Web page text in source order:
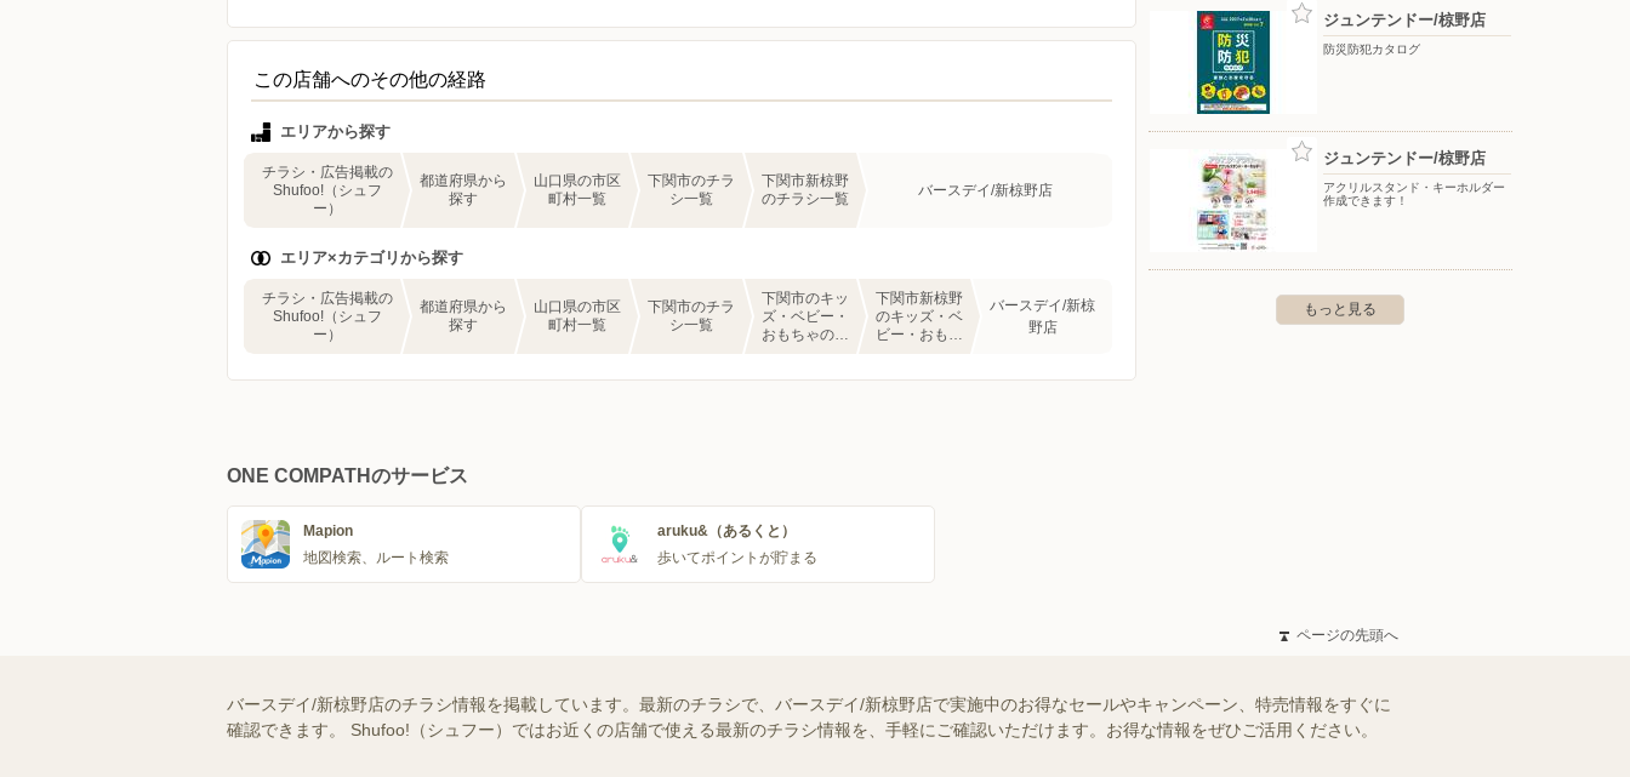
この店舗へのその他の経路
エリアから探す
チラシ・広告掲載の
Shufoo!（シュフ
ー）
都道府県から
探す
山口県の市区
町村一覧
下関市のチラ
シ一覧
下関市新椋野
のチラシ一覧
バースデイ/新椋野店
エリア×カテゴリから探す
チラシ・広告掲載の
Shufoo!（シュフ
ー）
都道府県から
探す
山口県の市区
町村一覧
下関市のチラ
シ一覧
下関市のキッ
ズ・ベビー・
おもちゃのチ
下関市新椋野
のキッズ・ベ
ビー・おもち
バースデイ/新椋
野店
ジュンテンドー/椋野店
防災防犯カタログ
ジュンテンドー/椋野店
アクリルスタンド・キーホルダー
作成できます！
もっと見る
ONE COMPATHのサービス
Mapion
地図検索、ルート検索
aruku&（あるくと）
歩いてポイントが貯まる
ページの先頭へ
バースデイ/新椋野店のチラシ情報を掲載しています。最新のチラシで、バースデイ/新椋野店で実施中のお得なセールやキャンペーン、特売情報をすぐに
確認できます。 Shufoo!（シュフー）ではお近くの店舗で使える最新のチラシ情報を、手軽にご確認いただけます。お得な情報をぜひご活用ください。